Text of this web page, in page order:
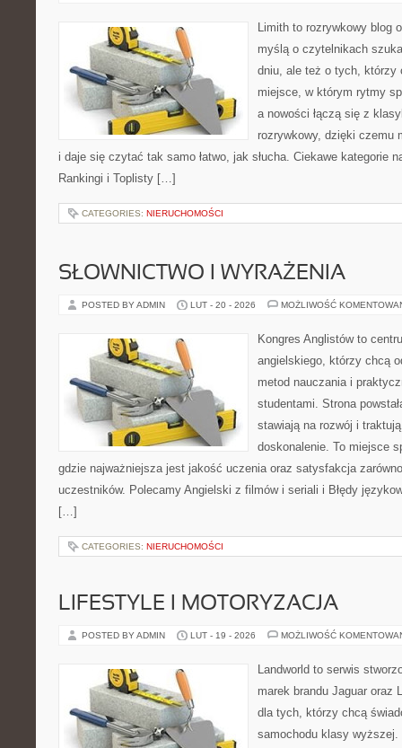
Limith to rozrywkowy blog
myślą o czytelnikach
dniu, ale też o tych, którzy
miejsce, w którym rytmy
a nowości łączą się z
rozrywkowy, dzięki czemu
i daje się czytać tak samo łatwo, jak słucha. Ciekawe kategorie
Rankingi i Toplisty […]
CATEGORIES: NIERUCHOMOŚCI
SŁOWNICTWO I WYRAŻENIA
POSTED BY ADMIN LUT - 20 - 2026 MOŻLIWOŚĆ
Kongres Anglistów to
angielskiego, którzy chcą
metod nauczania i
studentami. Strona
stawiają na rozwój i
doskonalenie. To miejsce
gdzie najważniejsza jest jakość uczenia oraz satysfakcja
uczestników. Polecamy Angielski z filmów i seriali i Błędy
[…]
CATEGORIES: NIERUCHOMOŚCI
LIFESTYLE I MOTORYZACJA
POSTED BY ADMIN LUT - 19 - 2026 MOŻLIWOŚĆ
Landworld to serwis
marek brandu Jaguar oraz
dla tych, którzy chcą
samochodu klasy